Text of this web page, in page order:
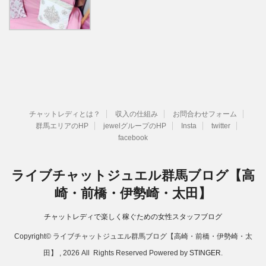
チャットレディとは？ 収入の仕組み
お問合わせフォーム
群馬エリアのHP
jewelグループのHP Insta
twitter
facebook
ライブチャットジュエル群馬ブログ【高
崎・前橋・伊勢崎・太田】
チャットレディで楽しく稼ぐための女性スタッフブログ
Copyright© ライブチャットジュエル群馬ブログ【高崎・前橋・伊勢崎・太
田】 , 2026 All Rights Reserved Powered by STINGER.